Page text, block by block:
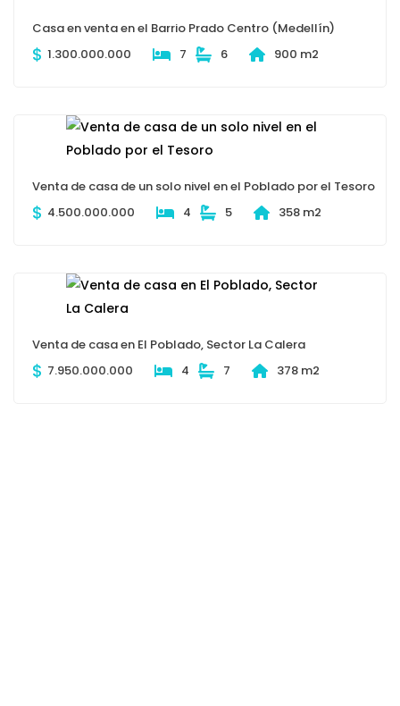
Casa en venta en el Barrio Prado Centro (Medellín)
$ 1.300.000.000 7 6 900 m2
Venta de casa de un solo nivel en el Poblado por el Tesoro
$ 4.500.000.000 4 5 358 m2
Venta de casa en El Poblado, Sector La Calera
$ 7.950.000.000 4 7 378 m2